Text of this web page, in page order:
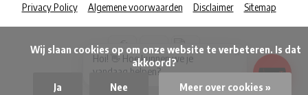
Privacy Policy Algemene voorwaarden Disclaimer Sitemap
akkoord?
Ja Nee Meer over cookies »
×
Hoi! 👋 Hoe kunnen we je
vandaag helpen?